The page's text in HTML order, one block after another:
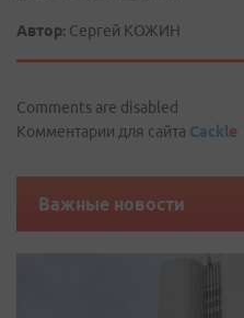
Автор: Сергей КОЖИН
Comments are disabled
Комментарии для сайта Cackle
Важные новости